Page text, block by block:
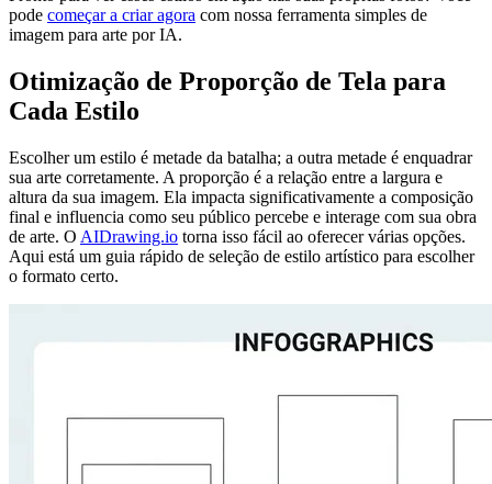
pode começar a criar agora com nossa ferramenta simples de
imagem para arte por IA.
Otimização de Proporção de Tela para
Cada Estilo
Escolher um estilo é metade da batalha; a outra metade é enquadrar
sua arte corretamente. A proporção é a relação entre a largura e
altura da sua imagem. Ela impacta significativamente a composição
final e influencia como seu público percebe e interage com sua obra
de arte. O AIDrawing.io torna isso fácil ao oferecer várias opções.
Aqui está um guia rápido de seleção de estilo artístico para escolher
o formato certo.